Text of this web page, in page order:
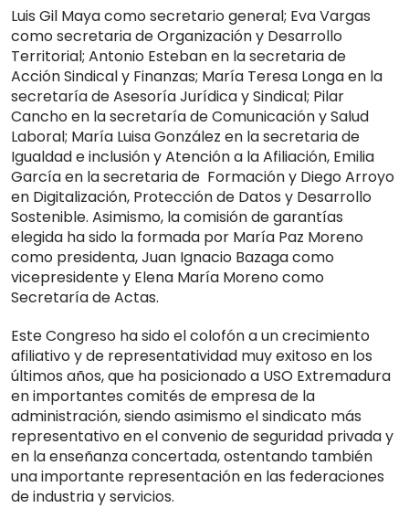
Luis Gil Maya como secretario general; Eva Vargas
como secretaria de Organización y Desarrollo
Territorial; Antonio Esteban en la secretaria de
Acción Sindical y Finanzas; María Teresa Longa en la
secretaría de Asesoría Jurídica y Sindical; Pilar
Cancho en la secretaría de Comunicación y Salud
Laboral; María Luisa González en la secretaria de
Igualdad e inclusión y Atención a la Afiliación, Emilia
García en la secretaria de Formación y Diego Arroyo
en Digitalización, Protección de Datos y Desarrollo
Sostenible. Asimismo, la comisión de garantías
elegida ha sido la formada por María Paz Moreno
como presidenta, Juan Ignacio Bazaga como
vicepresidente y Elena María Moreno como
Secretaría de Actas.
Este Congreso ha sido el colofón a un crecimiento
afiliativo y de representatividad muy exitoso en los
últimos años, que ha posicionado a USO Extremadura
en importantes comités de empresa de la
administración, siendo asimismo el sindicato más
representativo en el convenio de seguridad privada y
en la enseñanza concertada, ostentando también
una importante representación en las federaciones
de industria y servicios.